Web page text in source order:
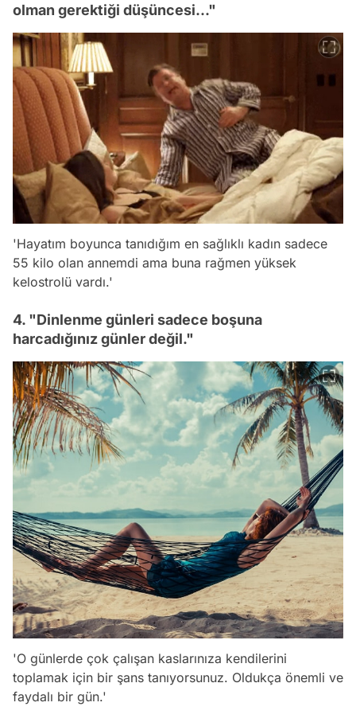
olman gerektiği düşüncesi..."
'Hayatım boyunca tanıdığım en sağlıklı kadın sadece
55 kilo olan annemdi ama buna rağmen yüksek
kelostrolü vardı.'
4. "Dinlenme günleri sadece boşuna
harcadığınız günler değil."
'O günlerde çok çalışan kaslarınıza kendilerini
toplamak için bir şans tanıyorsunuz. Oldukça önemli ve
faydalı bir gün.'